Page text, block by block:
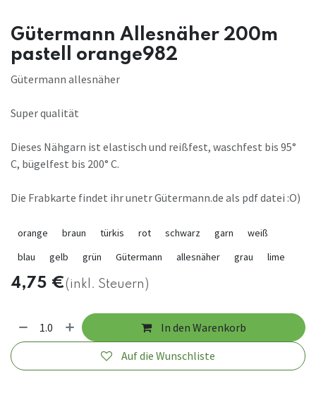
Gütermann Allesnäher 200m
pastell orange982
Gütermann allesnäher
Super qualität
Dieses Nähgarn ist elastisch und reißfest, waschfest bis 95°
C, bügelfest bis 200° C.
Die Frabkarte findet ihr unetr Gütermann.de als pdf datei :O)
orange braun türkis rot schwarz garn
weiß
blau
gelb grün Gütermann allesnäher grau lime
4,75 €(inkl. Steuern)
In den Warenkorb
Auf die Wunschliste